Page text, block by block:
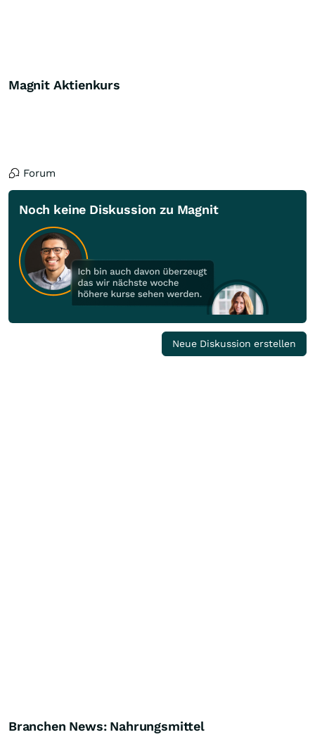
Magnit Aktienkurs
Forum
Noch keine Diskussion zu Magnit
Neue Diskussion erstellen
Branchen News: Nahrungsmittel